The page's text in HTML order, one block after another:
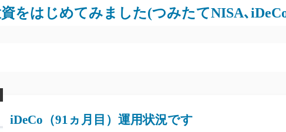
をはじめてみました(つみたてNISA､
iDeCo（91ヵ月目）運用状況です